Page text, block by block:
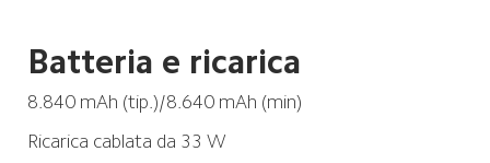
Batteria e ricarica
8.840 mAh (tip.)/8.640 mAh (min)
Ricarica cablata da 33 W